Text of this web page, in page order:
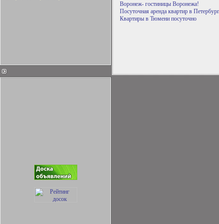
Воронеж- гостиницы Воронежа!
Посуточная аренда квартир в
Квартиры в Тюмени посуточно